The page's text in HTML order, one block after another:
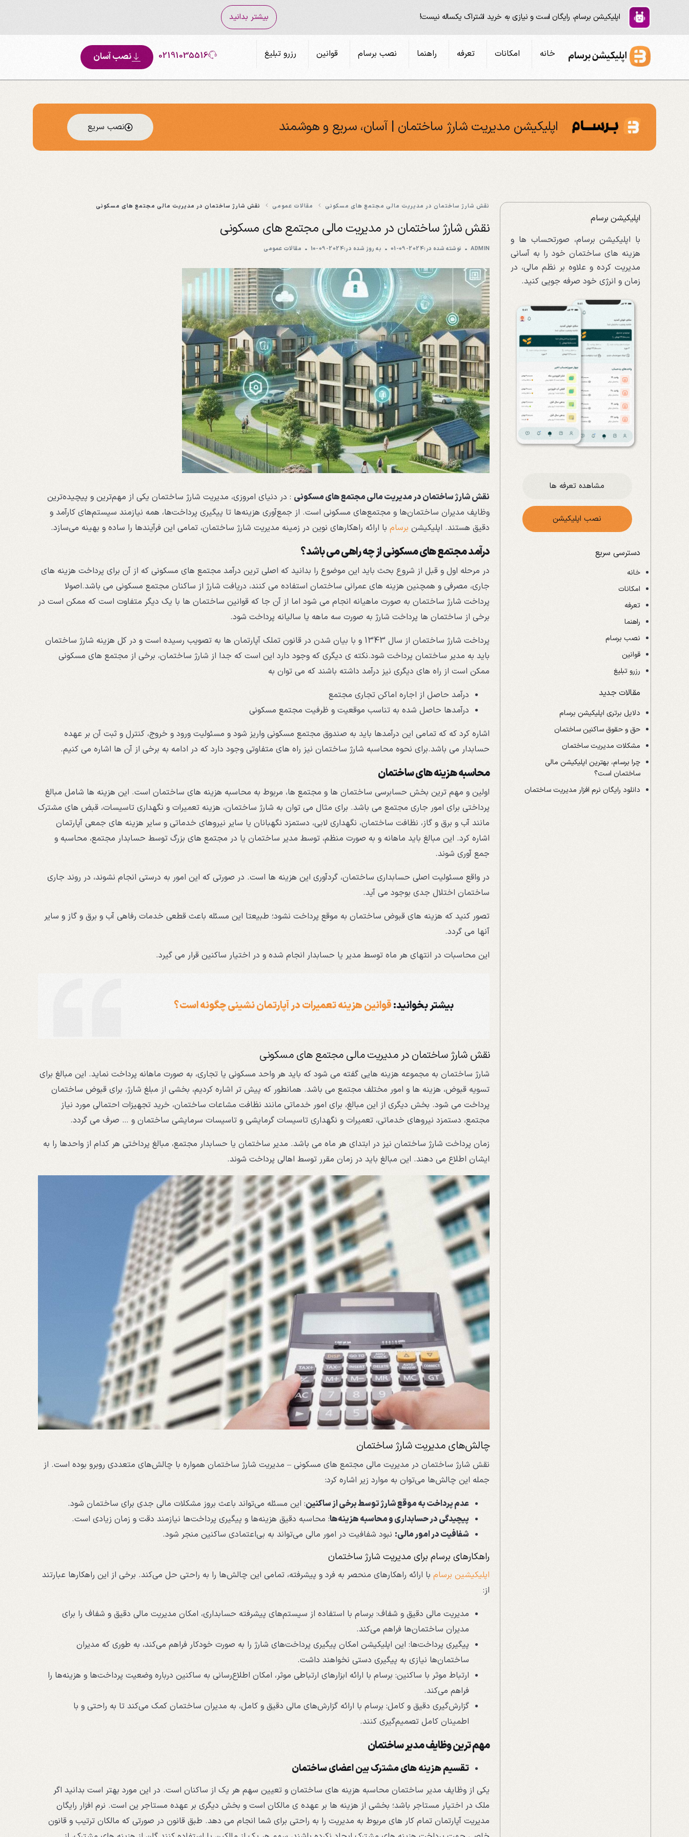
اپلیکیشن برسام، رایگان است و نیازی به خرید اشتراک یکساله نیست! بیشتر بدانید
خانه امکانات تعرفه راهنما نصب برسام قوانین رزرو تبلیغ 02191035516 نصب آسان
اپلیکیشن مدیریت شارژ ساختمان | آسان، سریع و هوشمند نصب سریع
نقش شارژ ساختمان در مدیریت مالی مجتمع های مسکونی مقالات عمومی نقش شارژ ساختمان در مدیریت مالی مجتمع های مسکونی
نقش شارژ ساختمان در مدیریت مالی مجتمع های مسکونی
ADMIN نوشته شده در:2024-09-01 به روز شده در:2024-09-10 مقالات عمومی
نقش شارژ ساختمان در مدیریت مالی مجتمع های مسکونی : در دنیای امروزی، مدیریت شارژ ساختمان یکی از مهم‌ترین و پیچیده‌ترین
وظایف مدیران ساختمان‌ها و مجتمع‌های مسکونی است. از جمع‌آوری هزینه‌ها تا پیگیری پرداخت‌ها، همه نیازمند سیستم‌های کارآمد و
دقیق هستند. اپلیکیشن برسامبا ارائه راهکارهای نوین در زمینه مدیریت شارژ ساختمان، تمامی این فرآیندها را ساده و بهینه می‌سازد.
درآمد مجتمع های مسکونی از چه راهی می باشد؟
در مرحله اول و قبل از شروع بحث باید این موضوع را بدانید که اصلی ترین درآمد مجتمع های مسکونی که از آن برای پرداخت هزینه های
جاری، مصرفی و همچنین هزینه های عمرانی ساختمان استفاده می کنند، دریافت شارژ از ساکنان مجتمع مسکونی می باشد.اصولا
پرداخت شارژ ساختمان به صورت ماهیانه انجام می شود اما از آن جا که قوانین ساختمان ها با یک دیگر متفاوت است که ممکن است در
برخی از ساختمان ها پرداخت شارژ به صورت سه ماهه یا سالیانه پرداخت شود.
پرداخت شارژ ساختمان از سال 1343 و با بیان شدن در قانون تملک آپارتمان ها به تصویب رسیده است و در کل هزینه شارژ ساختمان
باید به مدیر ساختمان پرداخت شود.نکته ی دیگری که وجود دارد این است که جدا از شارژ ساختمان، برخی از مجتمع های مسکونی
ممکن است از راه های دیگری نیز درآمد داشته باشند که می توان به
درآمد حاصل از اجاره اماکن تجاری مجتمع
درآمدها حاصل شده به تناسب موقعیت و ظرفیت مجتمع مسکونی
اشاره کرد که که تمامی این درآمدها باید به صندوق مجتمع مسکونی واریز شود و مسئولیت ورود و خروج، کنترل و ثبت آن بر عهده
حسابدار می باشد.برای نحوه محاسبه شارژ ساختمان نیز راه های متفاوتی وجود دارد که در ادامه به برخی از آن ها اشاره می کنیم.
محاسبه هزینه های ساختمان
اولین و مهم ترین بخش حسابرسی ساختمان ها و مجتمع ها، مربوط به محاسبه هزینه های ساختمان است. این هزینه ها شامل مبالغ
پرداختی برای امور جاری مجتمع می باشد. برای مثال می توان به شارژ ساختمان، هزینه تعمیرات و نگهداری تاسیسات، قبض های مشترک
مانند آب و برق و گاز، نظافت ساختمان، نگهداری لابی، دستمزد نگهبانان یا سایر نیروهای خدماتی و سایر هزینه های جمعی آپارتمان
اشاره کرد. این مبالغ باید ماهانه و به صورت منظم، توسط مدیر ساختمان یا در مجتمع های بزرگ توسط حسابدار مجتمع، محاسبه و
جمع آوری شوند.
در واقع مسئولیت اصلی حسابداری ساختمان، گردآوری این هزینه ها است. در صورتی که این امور به درستی انجام نشوند، در روند جاری
ساختمان اختلال جدی بوجود می آید.
تصور کنید که هزینه های قبوض ساختمان به موقع پرداخت نشود؛ طبیعتا این مسئله باعث قطعی خدمات رفاهی آب و برق و گاز و سایر
آنها می گردد.
این محاسبات در انتهای هر ماه توسط مدیر یا حسابدار انجام شده و در اختیار ساکنین قرار می گیرد.
بیشتر بخوانید:قوانین هزینه تعمیرات در آپارتمان نشینی چگونه است؟
نقش شارژ ساختمان در مدیریت مالی مجتمع های مسکونی
شارژ ساختمان به مجموعه هزینه هایی گفته می شود که باید هر واحد مسکونی یا تجاری، به صورت ماهانه پرداخت نماید. این مبالغ برای
تسویه قبوض، هزینه ها و امور مختلف مجتمع می باشد. همانطور که پیش تر اشاره کردیم، بخشی از مبلغ شارژ، برای قبوض ساختمان
پرداخت می شود. بخش دیگری از این مبالغ، برای امور خدماتی مانند نظافت مشاعات ساختمان، خرید تجهیزات احتمالی مورد نیاز
مجتمع، دستمزد نیروهای خدماتی، تعمیرات و نگهداری تاسیسات گرمایشی و تاسیسات سرمایشی ساختمان و … صرف می گردد.
زمان پرداخت شارژ ساختمان نیز در ابتدای هر ماه می باشد. مدیر ساختمان یا حسابدار مجتمع، مبالغ پرداختی هر کدام از واحدها را به
ایشان اطلاع می دهند. این مبالغ باید در زمان مقرر توسط اهالی پرداخت شوند.
چالش‌های مدیریت شارژ ساختمان
نقش شارژ ساختمان در مدیریت مالی مجتمع های مسکونی – مدیریت شارژ ساختمان همواره با چالش‌های متعددی روبرو بوده است. از
جمله این چالش‌ها می‌توان به موارد زیر اشاره کرد:
عدم پرداخت به موقع شارژ توسط برخی از ساکنین: این مسئله می‌تواند باعث بروز مشکلات مالی جدی برای ساختمان شود.
پیچیدگی در حسابداری و محاسبه هزینه‌ها: محاسبه دقیق هزینه‌ها و پیگیری پرداخت‌ها نیازمند دقت و زمان زیادی است.
شفافیت در امور مالی: نبود شفافیت در امور مالی می‌تواند به بی‌اعتمادی ساکنین منجر شود.
راهکارهای برسام برای مدیریت شارژ ساختمان
اپلیکیشین برسامبا ارائه راهکارهای منحصر به فرد و پیشرفته، تمامی این چالش‌ها را به راحتی حل می‌کند. برخی از این راهکارها عبارتند
از:
مدیریت مالی دقیق و شفاف: برسام با استفاده از سیستم‌های پیشرفته حسابداری، امکان مدیریت مالی دقیق و شفاف را برای
مدیران ساختمان‌ها فراهم می‌کند.
پیگیری پرداخت‌ها: این اپلیکیشن امکان پیگیری پرداخت‌های شارژ را به صورت خودکار فراهم می‌کند، به طوری که مدیران
ساختمان‌ها نیازی به پیگیری دستی نخواهند داشت.
ارتباط موثر با ساکنین: برسام با ارائه ابزارهای ارتباطی موثر، امکان اطلاع‌رسانی به ساکنین درباره وضعیت پرداخت‌ها و هزینه‌ها را
فراهم می‌کند.
گزارش‌گیری دقیق و کامل: برسام با ارائه گزارش‌های مالی دقیق و کامل، به مدیران ساختمان کمک می‌کند تا به راحتی و با
اطمینان کامل تصمیم‌گیری کنند.
مهم ترین وظایف مدیر ساختمان
تقسیم هزینه های مشترک بین اعضای ساختمان
یکی از وظایف مدیر ساختمان محاسبه هزینه ‌های ساختمان و تعیین سهم هر یک از ساکنان است. در این مورد بهتر است بدانید اگر
ملک در اختیار مستاجر باشد؛ بخشی از هزینه ‌ها بر عهده‌ ی مالکان است و بخش دیگری بر عهده مستاجر ین است. نرم افزار رایگان
مدیریت آپارتمان تمام کار های مربوط به مدیریت را به راحتی برای شما انجام می دهد. طبق قانون در صورتی که مالکان ترتیب و قانون
اپلیکیشن برسام
با اپلیکیشن برسام، صورتحساب ها و
هزینه های ساختمان خود را به آسانی
مدیریت کرده و علاوه بر نظم مالی، در
زمان و انرژی خود صرفه جویی کنید.
مشاهده تعرفه ها
نصب اپلیکیشن
دسترسی سریع
خانه
امکانات
تعرفه
راهنما
نصب برسام
قوانین
رزرو تبلیغ
مقالات جدید
دلایل برتری اپلیکیشن برسام
حق و حقوق ساکنین ساختمان
مشکلات مدیریت ساختمان
چرا برسام، بهترین اپلیکیشن مالی
ساختمان است؟
دانلود رایگان نرم افزار مدیریت ساختمان